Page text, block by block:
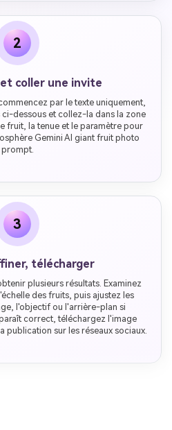
2
coller une invite
par le texte uniquement,
dessous et collez-la dans la zone
fruit, la tenue et le paramètre pour
Gemini AI giant fruit photo
prompt.
3
télécharger
plusieurs résultats. Examinez
des fruits, puis ajustez les
l'objectif ou l'arrière-plan si
correct, téléchargez l'image
publication sur les réseaux sociaux.